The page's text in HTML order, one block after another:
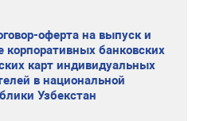
оферта на выпуск и
корпоративных банковских
карт индивидуальных
в национальной
Узбекстан